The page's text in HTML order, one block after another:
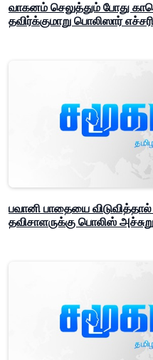
வாகனம் செலுத்தும் போது
தவிர்க்குமாறு பொலிஸார்
பவானி பாதையை
தவிசாளருக்கு பொலிஸ்